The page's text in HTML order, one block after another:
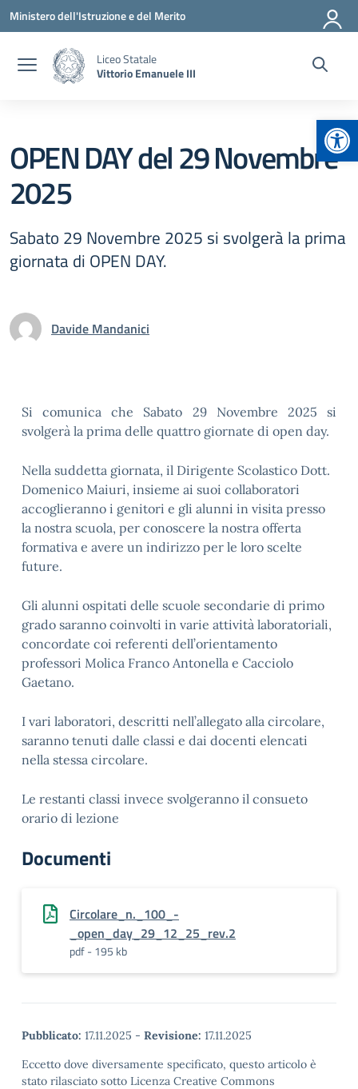
Vai ai contenuti
Vai al menu di navigazione
Vai al footer
Ministero dell'Istruzione e del Merito
Liceo Statale
Vittorio Emanuele III
OPEN DAY del 29 Novembre
2025
Sabato 29 Novembre 2025 si svolgerà la prima
giornata di OPEN DAY.
Davide Mandanici
Si comunica che Sabato 29 Novembre 2025 si
svolgerà la prima delle quattro giornate di open day.
Nella suddetta giornata, il Dirigente Scolastico Dott.
Domenico Maiuri, insieme ai suoi collaboratori
accoglieranno i genitori e gli alunni in visita presso
la nostra scuola, per conoscere la nostra offerta
formativa e avere un indirizzo per le loro scelte
future.
Gli alunni ospitati delle scuole secondarie di primo
grado saranno coinvolti in varie attività laboratoriali,
concordate coi referenti dell’orientamento
professori Molica Franco Antonella e Cacciolo
Gaetano.
I vari laboratori, descritti nell’allegato alla circolare,
saranno tenuti dalle classi e dai docenti elencati
nella stessa circolare.
Le restanti classi invece svolgeranno il consueto
orario di lezione
Documenti
Circolare_n._100_-
_open_day_29_12_25_rev.2
pdf - 195 kb
Pubblicato: 17.11.2025 - Revisione: 17.11.2025
Eccetto dove diversamente specificato, questo articolo è
stato rilasciato sotto Licenza Creative Commons